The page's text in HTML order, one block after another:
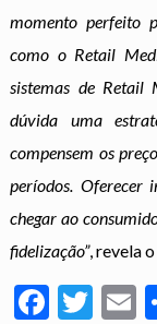
momento perfeito
como o Retail
sistemas de Retail
dúvida uma
compensem os
períodos. Oferecer
chegar ao
fidelização”, revela